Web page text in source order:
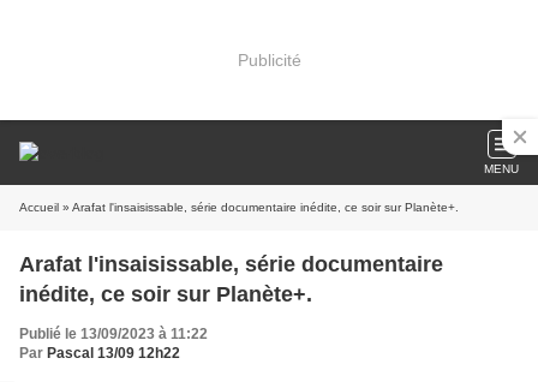
Publicité
MENU
Accueil » Arafat l'insaisissable, série documentaire inédite, ce soir sur Planète+.
Arafat l'insaisissable, série documentaire
inédite, ce soir sur Planète+.
Publié le 13/09/2023 à 11:22
Par Pascal 13/09 12h22